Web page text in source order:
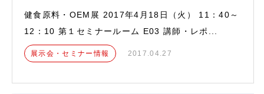
健食原料・OEM展 2017年4月18日（火） 11：40～
12：10 第１セミナールーム E03 講師・レポ...
展示会・セミナー情報 2017.04.27